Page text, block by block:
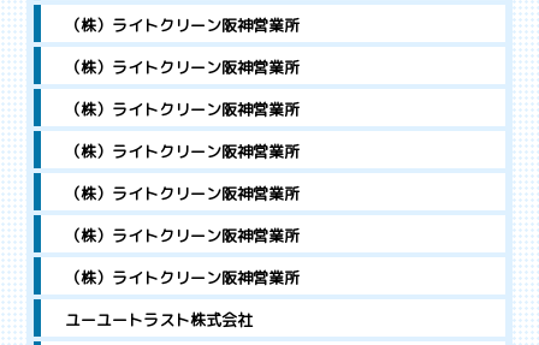
（株）ライトクリーン阪神営業所
（株）ライトクリーン阪神営業所
（株）ライトクリーン阪神営業所
（株）ライトクリーン阪神営業所
（株）ライトクリーン阪神営業所
（株）ライトクリーン阪神営業所
（株）ライトクリーン阪神営業所
ユーユートラスト株式会社